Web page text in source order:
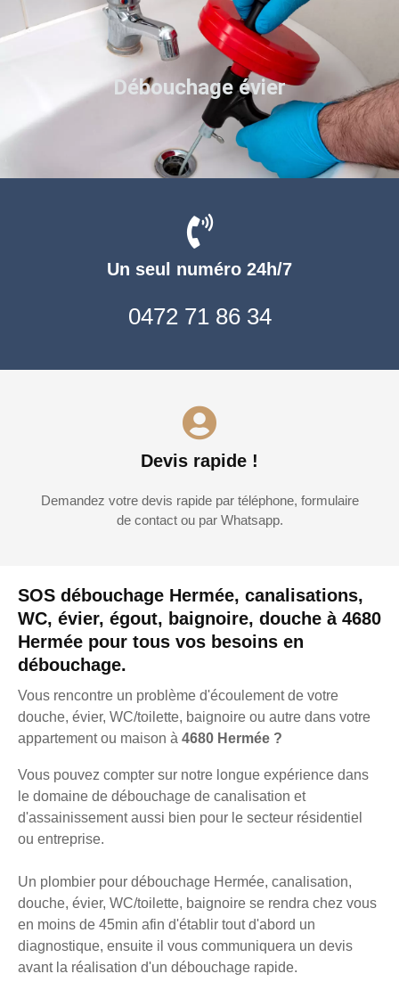
SOS débouchage Hermée, canalisations,
WC, évier, égout, baignoire, douche à 4680
Hermée pour tous vos besoins en
débouchage.
Vous rencontre un problème d'écoulement de votre
douche, évier, WC/toilette, baignoire ou autre dans votre
appartement ou maison à 4680 Hermée ?
Vous pouvez compter sur notre longue expérience dans
le domaine de débouchage de canalisation et
d'assainissement aussi bien pour le secteur résidentiel
ou entreprise.
Un plombier pour débouchage Hermée, canalisation,
douche, évier, WC/toilette, baignoire se rendra chez vous
en moins de 45min afin d'établir tout d'abord un
diagnostique, ensuite il vous communiquera un devis
avant la réalisation d'un débouchage rapide.
Un seul numéro 24h/7
0472 71 86 34
Devis rapide !
Demandez votre devis rapide par téléphone, formulaire
de contact ou par Whatsapp.
Débouchage évier